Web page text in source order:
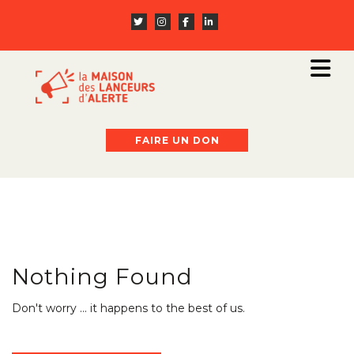
FAIRE UN DON
Nothing Found
Don't worry … it happens to the best of us.